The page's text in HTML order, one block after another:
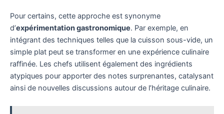
Pour certains, cette approche est synonyme
d’expérimentation gastronomique. Par exemple, en
intégrant des techniques telles que la cuisson sous-vide, un
simple plat peut se transformer en une expérience culinaire
raffinée. Les chefs utilisent également des ingrédients
atypiques pour apporter des notes surprenantes, catalysant
ainsi de nouvelles discussions autour de l’héritage culinaire.